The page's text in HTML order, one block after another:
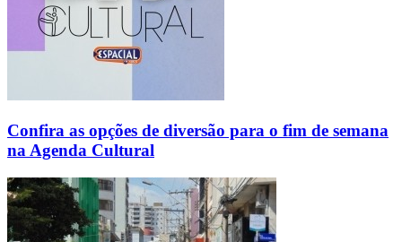
Confira as opções de diversão para o fim de semana
na Agenda Cultural